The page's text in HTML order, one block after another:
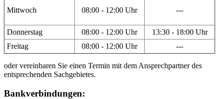
Mittwoch 08:00 - 12:00 Uhr ---
Donnerstag 08:00 - 12:00 Uhr
13:30 - 18:00 Uhr
Freitag
08:00 - 12:00 Uhr ---
oder vereinbaren Sie einen Termin mit dem Ansprechpartner des
entsprechenden Sachgebietes.
Bankverbindungen: